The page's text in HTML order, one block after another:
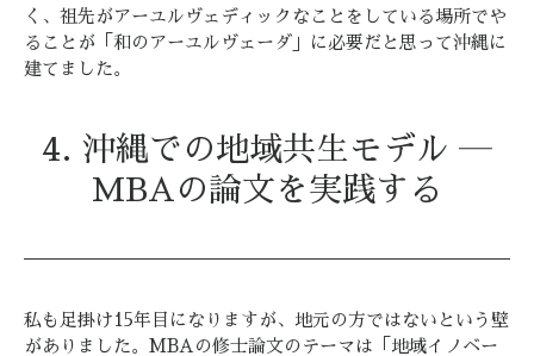
く、祖先がアーユルヴェディックなことをしている場所でや
ることが「和のアーユルヴェーダ」に必要だと思って沖縄に
建てました。
4. 沖縄での地域共生モデル ―
MBAの論文を実践する
私も足掛け15年目になりますが、地元の方ではないという壁
がありました。MBAの修士論文のテーマは「地域イノベー